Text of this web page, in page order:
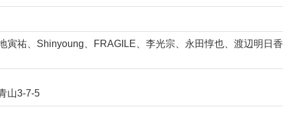
寅祐、Shinyoung、FRAGILE、李光宗、永田惇也、渡辺明日香
山3-7-5